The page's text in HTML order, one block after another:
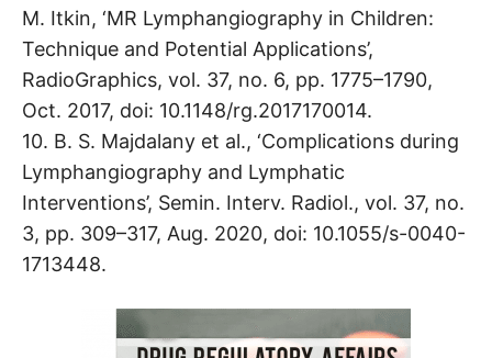
M. Itkin, ‘MR Lymphangiography in Children:
Technique and Potential Applications’,
RadioGraphics, vol. 37, no. 6, pp. 1775–1790,
Oct. 2017, doi: 10.1148/rg.2017170014.
10. B. S. Majdalany et al., ‘Complications during
Lymphangiography and Lymphatic
Interventions’, Semin. Interv. Radiol., vol. 37, no.
3, pp. 309–317, Aug. 2020, doi: 10.1055/s-0040-
1713448.